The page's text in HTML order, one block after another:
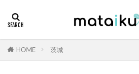
HOME 茨城